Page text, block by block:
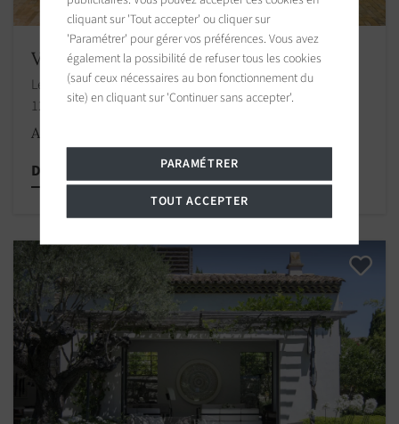
Villa Saint-Tropez
Les Canebiers
12 chambres
A partir de 60 000 €
Découvrir cette propriété
cliquant sur 'Tout accepter' ou cliquer sur
'Paramétrer' pour gérer vos préférences. Vous avez
également la possibilité de refuser tous les cookies
(sauf ceux nécessaires au bon fonctionnement du
site) en cliquant sur 'Continuer sans accepter'.
PARAMÉTRER
TOUT ACCEPTER